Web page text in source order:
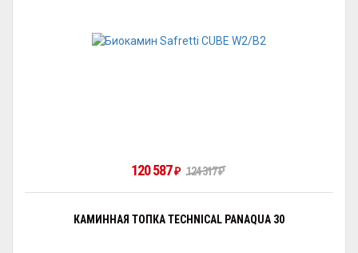
120 587₽ 124 317₽
КАМИННАЯ ТОПКА TECHNICAL PANAQUA 30